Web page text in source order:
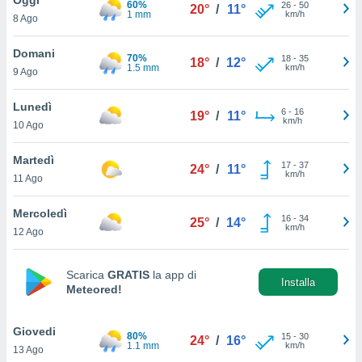
è
al sito
di
ci
di
il
un
la
nella
8 Ago
60%
1 mm
20° / 11° 26- 50
km/h
Domani
9 Ago
70%
1.5 mm
18° / 12° 18- 35
km/h
Lunedì
10 Ago
19° / 11° 6- 16
km/h
Martedì
11 Ago
24° / 11° 17- 37
km/h
Mercoledì
12 Ago
25° / 14° 16- 34
km/h
Scarica GRATIS la app di
Meteored!
Installa
Giovedi
13 Ago
80%
1.1 mm
24° / 16° 15- 30
km/h